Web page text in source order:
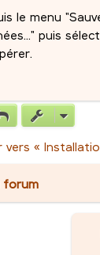
le menu
puis
vers «
forum